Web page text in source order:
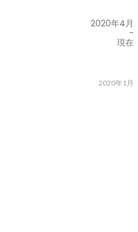
2020年4月
-
現在
2020年1月